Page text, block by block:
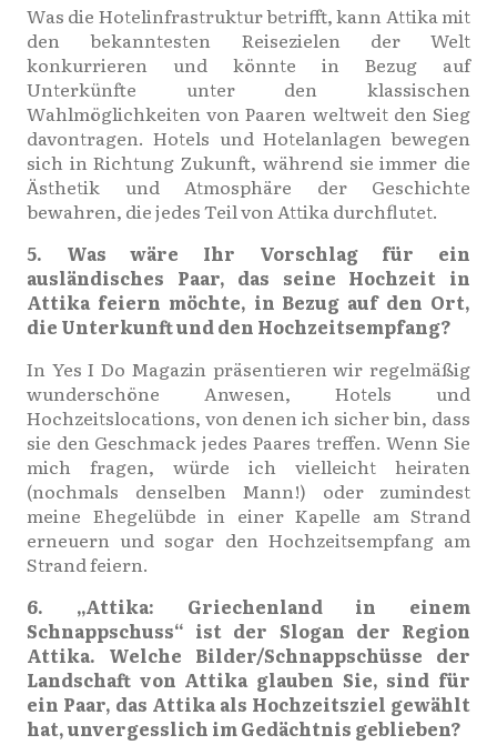
Was die Hotelinfrastruktur betrifft, kann Attika mit
den bekanntesten Reisezielen der Welt
konkurrieren und könnte in Bezug auf
Unterkünfte unter den klassischen
Wahlmöglichkeiten von Paaren weltweit den Sieg
davontragen. Hotels und Hotelanlagen bewegen
sich in Richtung Zukunft, während sie immer die
Ästhetik und Atmosphäre der Geschichte
bewahren, die jedes Teil von Attika durchflutet.
5. Was wäre Ihr Vorschlag für ein
ausländisches Paar, das seine Hochzeit in
Attika feiern möchte, in Bezug auf den Ort,
die Unterkunft und den Hochzeitsempfang?
In Yes I Do Magazin präsentieren wir regelmäßig
wunderschöne Anwesen, Hotels und
Hochzeitslocations, von denen ich sicher bin, dass
sie den Geschmack jedes Paares treffen. Wenn Sie
mich fragen, würde ich vielleicht heiraten
(nochmals denselben Mann!) oder zumindest
meine Ehegelübde in einer Kapelle am Strand
erneuern und sogar den Hochzeitsempfang am
Strand feiern.
6. „Attika: Griechenland in einem
Schnappschuss“ ist der Slogan der Region
Attika. Welche Bilder/Schnappschüsse der
Landschaft von Attika glauben Sie, sind für
ein Paar, das Attika als Hochzeitsziel gewählt
hat, unvergesslich im Gedächtnis geblieben?